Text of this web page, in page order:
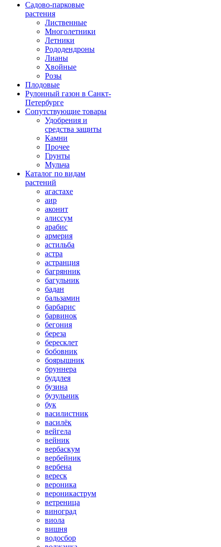
Садово-парковые
растения
Лиственные
Многолетники
Летники
Рододендроны
Лианы
Хвойные
Розы
Плодовые
Рулонный газон в Санкт-
Петербурге
Сопутствующие товары
Удобрения и
средства защиты
Камни
Прочее
Грунты
Мульча
Каталог по видам
растений
агастахе
аир
аконит
алиссум
арабис
армерия
астильба
астра
астранция
багрянник
багульник
бадан
бальзамин
барбарис
барвинок
бегония
береза
бересклет
бобовник
боярышник
бруннера
буддлея
бузина
бузульник
бук
василистник
василёк
вейгела
вейник
вербаскум
вербейник
вербена
вереск
вероника
вероникаструм
ветреница
виноград
виола
вишня
водосбор